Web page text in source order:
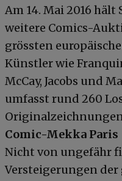
Am 14. Mai 2016 hält
weitere Comics-
grössten
Künstler wie
McCay, Jacobs und
umfasst rund 260
Comic-Mekka Paris
Nicht von ungefähr
Versteigerungen